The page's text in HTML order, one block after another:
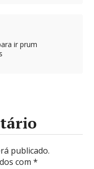
ir prum
publicado.
com*